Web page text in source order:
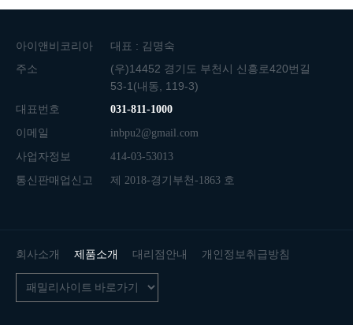
아이앤비코리아
대표 : 김명숙
주소
(우)14452 경기도 부천시 신흥로420번길
53-1(내동, 119-3)
대표번호
031-811-1000
이메일 inbpu2@gmail.com
사업자정보 414-03-53013
통신판매업신고 제 2018-경기부천-1863 호
회사소개 제품소개 대리점안내 개인정보취급방침